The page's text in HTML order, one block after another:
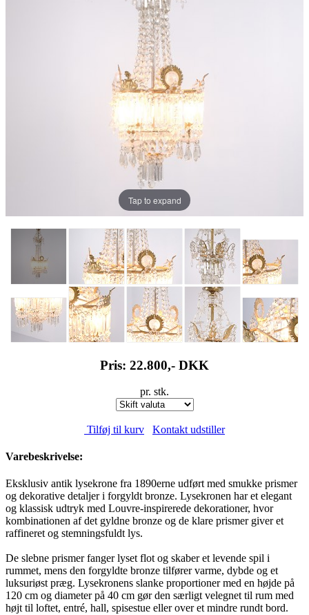
Tap to expand
Pris: 22.800,- DKK
pr. stk.
Tilføj til kurv Kontakt udstiller
Varebeskrivelse:
Eksklusiv antik lysekrone fra 1890erne udført med smukke prismer
og dekorative detaljer i forgyldt bronze. Lysekronen har et elegant
og klassisk udtryk med Louvre-inspirerede dekorationer, hvor
kombinationen af det gyldne bronze og de klare prismer giver et
raffineret og stemningsfuldt lys.
De slebne prismer fanger lyset flot og skaber et levende spil i
rummet, mens den forgyldte bronze tilfører varme, dybde og et
luksuriøst præg. Lysekronens slanke proportioner med en højde på
120 cm og diameter på 40 cm gør den særligt velegnet til rum med
højt til loftet, entré, hall, spisestue eller over et mindre rundt bord.